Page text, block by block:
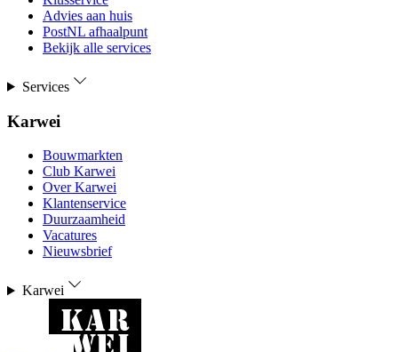
Advies aan huis
PostNL afhaalpunt
Bekijk alle services
Services
Karwei
Bouwmarkten
Club Karwei
Over Karwei
Klantenservice
Duurzaamheid
Vacatures
Nieuwsbrief
Karwei